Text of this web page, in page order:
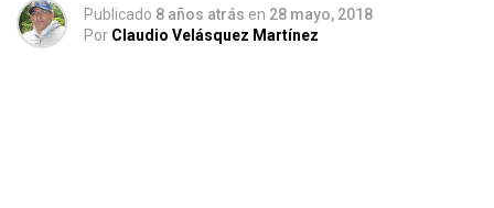
Publicado 8 años atrás en 28 mayo, 2018
Por Claudio Velásquez Martínez